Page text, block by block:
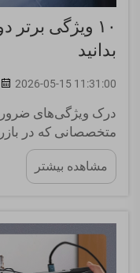
۱۰ ویژگی
بدانید
2026-05-15 11:31:00
درک ویژگی‌های
متخصصانی که در
مناطق محدود یا
هستند، امری حیاتی
نگهداری سیستم‌های
مشاهده بیشتر